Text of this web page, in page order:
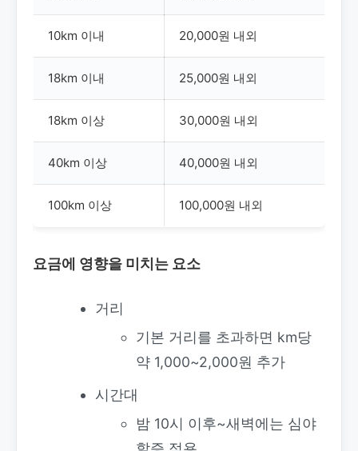
10km 이내 20,000원 내외
18km 이내 25,000원 내외
18km 이상 30,000원 내외
40km 이상 40,000원 내외
100km 이상 100,000원 내외
요금에 영향을 미치는 요소
거리
기본 거리를 초과하면 km당
약 1,000~2,000원 추가
시간대
밤 10시 이후~새벽에는 심야